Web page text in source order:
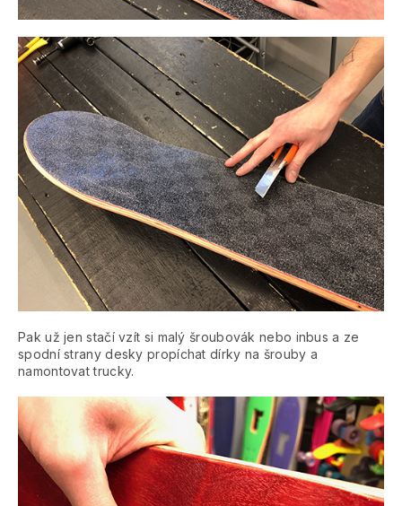
Pak už jen stačí vzít si malý šroubovák nebo inbus a ze
spodní strany desky propíchat dírky na šrouby a
namontovat trucky.